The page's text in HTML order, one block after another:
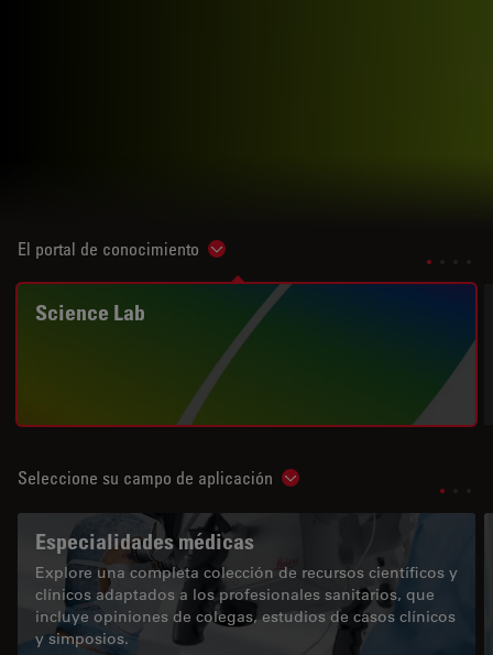
El portal de conocimiento Show subnavigation
Science Lab
Seleccione su campo de aplicación Show subnavigation
Especialidades médicas
Explore una completa colección de recursos científicos y
clínicos adaptados a los profesionales sanitarios, que
incluye opiniones de colegas, estudios de casos clínicos
y simposios.